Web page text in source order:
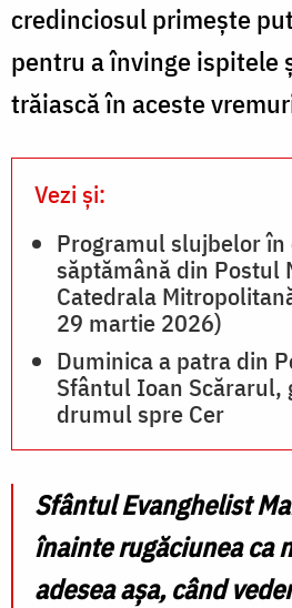
credinciosul primește
pentru a învinge ispitele
trăiască în aceste
Vezi și:
Programul slujbelor în
săptămână din Postul
Catedrala
29 martie 2026)
Duminica a patra din
Sfântul Ioan Scărarul,
drumul spre Cer
Sfântul Evanghelist
înainte rugăciunea ca
adesea așa, când